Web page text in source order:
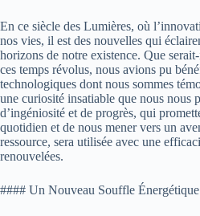
En ce siècle des Lumières, où
nos vies, il est des nouvelles qui
horizons de notre existence. Que
ces temps révolus, nous avions pu
technologiques dont nous sommes
une curiosité insatiable que nous nous
d’ingéniosité et de progrès, qui
quotidien et de nous mener vers un
ressource, sera utilisée avec une
renouvelées.
#### Un Nouveau Souffle Énergétique